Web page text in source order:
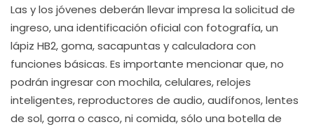
Las y los jóvenes deberán llevar impresa la solicitud de
ingreso, una identificación oficial con fotografía, un
lápiz HB2, goma, sacapuntas y calculadora con
funciones básicas. Es importante mencionar que, no
podrán ingresar con mochila, celulares, relojes
inteligentes, reproductores de audio, audífonos, lentes
de sol, gorra o casco, ni comida, sólo una botella de